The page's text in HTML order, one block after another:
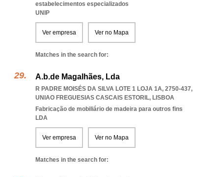
estabelecimentos especializados
UNIP
Ver empresa Ver no Mapa
Matches in the search for:
A.b.de Magalhães, Lda
R PADRE MOISÉS DA SILVA LOTE 1 LOJA 1A, 2750-437,
UNIAO FREGUESIAS CASCAIS ESTORIL, LISBOA
Fabricação de mobiliário de madeira para outros fins
LDA
Ver empresa Ver no Mapa
Matches in the search for: